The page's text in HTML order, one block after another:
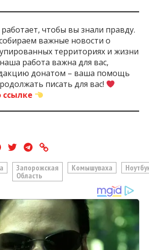
работает, чтобы вы знали правду.
важные новости о
территориях и жизни
работа важна для вас,
донатом – ваша помощь
писать для вас!
ссылке
Запорожская
Область
Комышуваха